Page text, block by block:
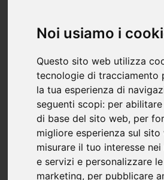
Noi usiamo i
Questo sito web utilizza
tecnologie di tracciamento
la tua esperienza di
seguenti scopi: per
di base del sito web, per
migliore esperienza sul sito
misurare il tuo interesse
e servizi e personalizzare
marketing, per pubblicare
MERCATO IMMOBILIARE
PRIMA DI
IN CASA
SCARPE!
16 giugno